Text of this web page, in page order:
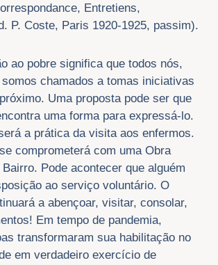
Entretiens,
P. Coste, Paris 1920-1925, passim).
ao pobre significa que todos nós,
chamados a tomas iniciativas
Uma proposta pode ser que
uma forma para expressá-lo.
a prática da visita aos enfermos.
comprometerá com uma Obra
Pode acontecer que alguém
ao serviço voluntário. O
a abençoar, visitar, consolar,
Em tempo de pandemia,
transformaram sua habilitação no
em verdadeiro exercício de